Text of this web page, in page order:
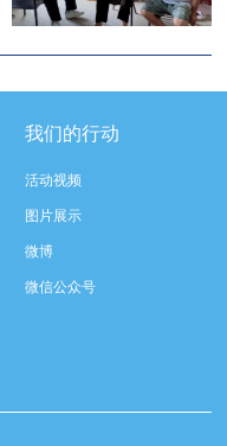
我们的行动
活动视频
图片展示
微博
微信公众号